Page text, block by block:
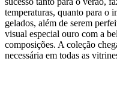
temperaturas, quanto para o
gelados, além de serem
visual especial ouro com a
composições. A coleção
necessária em todas as